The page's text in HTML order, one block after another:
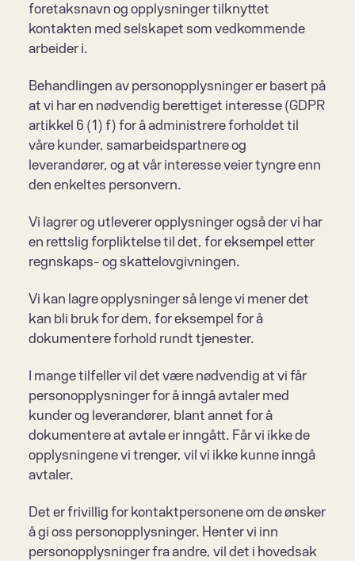
foretaksnavn og opplysninger tilknyttet
kontakten med selskapet som vedkommende
arbeider i.
Behandlingen av personopplysninger er basert på
at vi har en nødvendig berettiget interesse (GDPR
artikkel 6 (1) f) for å administrere forholdet til
våre kunder, samarbeids­partnere og
leverandører, og at vår interesse veier tyngre enn
den enkeltes personvern.
Vi lagrer og utleverer opplysninger også der vi har
en rettslig forpliktelse til det, for eksempel etter
regnskaps- og skattelovgivningen.
Vi kan lagre opplysninger så lenge vi mener det
kan bli bruk for dem, for eksempel for å
dokumentere forhold rundt tjenester.
I mange tilfeller vil det være nødvendig at vi får
personopplysninger for å inngå avtaler med
kunder og leverandører, blant annet for å
dokumentere at avtale er inngått. Får vi ikke de
opplysningene vi trenger, vil vi ikke kunne inngå
avtaler.
Det er frivillig for kontaktpersonene om de ønsker
å gi oss personopplysninger. Henter vi inn
personopplysninger fra andre, vil det i hovedsak